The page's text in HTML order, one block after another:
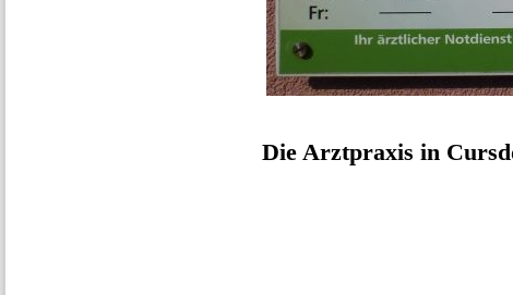
Die Arztpraxis in